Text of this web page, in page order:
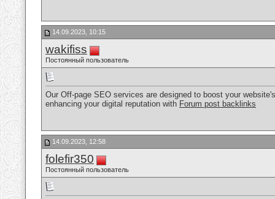
14.09.2023, 10:15
wakifiss
Постоянный пользователь
Our Off-page SEO services are designed to boost your
enhancing your digital reputation with Forum post backlinks
14.09.2023, 12:58
folefir350
Постоянный пользователь